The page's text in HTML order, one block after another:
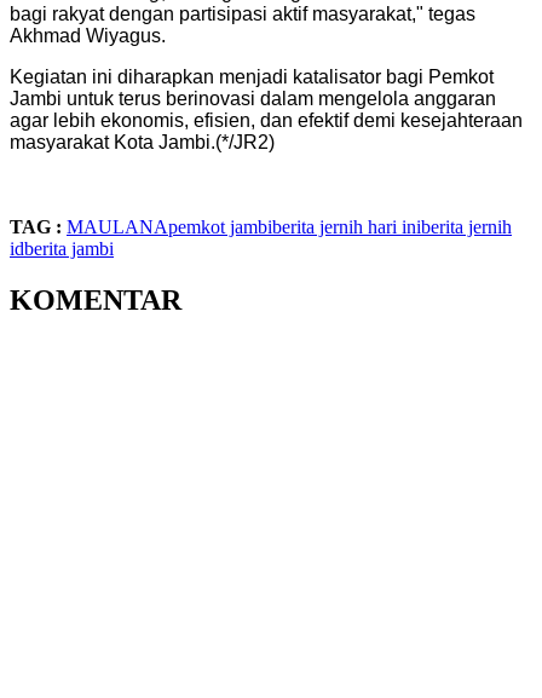
bagi rakyat dengan partisipasi aktif masyarakat," tegas
Akhmad Wiyagus.
​Kegiatan ini diharapkan menjadi katalisator bagi Pemkot
Jambi untuk terus berinovasi dalam mengelola anggaran
agar lebih ekonomis, efisien, dan efektif demi kesejahteraan
masyarakat Kota Jambi.(*/JR2)
TAG : MAULANApemkot jambiberita jernih hari iniberita jernih
idberita jambi
KOMENTAR